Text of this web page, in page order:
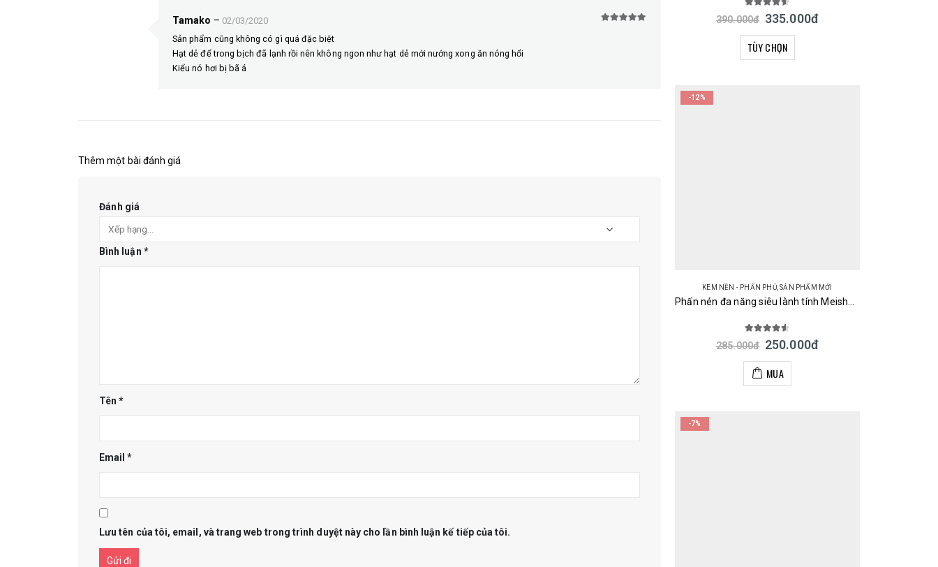
Tamako – 02/03/2020
Sản phẩm cũng không có gì quá đặc biệt
Hạt dẻ để trong bịch đã lạnh rồi nên không ngon như hạt dẻ mới nướng xong ăn nóng hổi
Kiểu nó hơi bị bã á
Thêm một bài đánh giá
Đánh giá
Bình luận *
Tên*
Email*
Lưu tên của tôi, email, và trang web trong trình duyệt này cho lần bình luận kế tiếp của tôi.
out of 5
390.000đ 335.000đ
TÙY CHỌN
-12%
KEM NỀN - PHẤN PHỦ,SẢN PHẨM MỚI
Phấn nén đa năng siêu lành tính Meishoku Moist-Labo BB Mineral Pressed Powder 9g – Màu tự nhiên 03 Nhật
out of 5
285.000đ 250.000đ
MUA
-7%